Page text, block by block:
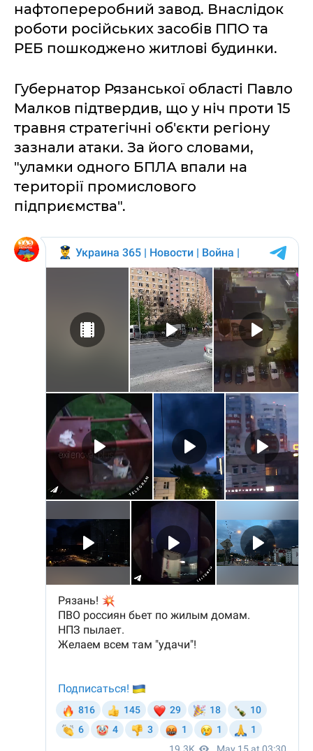
нафтопереробний завод. Внаслідок
роботи російських засобів ППО та
РЕБ пошкоджено житлові будинки.
Губернатор Рязанської області Павло
Малков підтвердив, що у ніч проти 15
травня стратегічні об'єкти регіону
зазнали атаки. За його словами,
"уламки одного БПЛА впали на
території промислового
підприємства".